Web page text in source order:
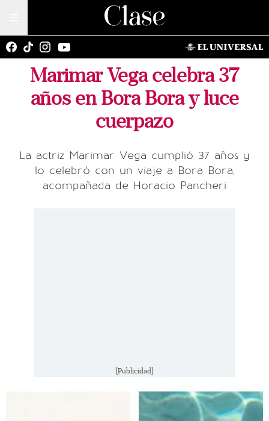
Marimar Vega celebra 37
años en Bora Bora y luce
cuerpazo
La actriz Marimar Vega cumplió 37 años y
lo celebró con un viaje a Bora Bora,
acompañada de Horacio Pancheri
[Publicidad]